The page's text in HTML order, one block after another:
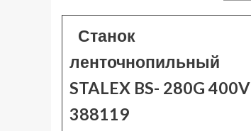
Станок
ленточнопильный
STALEX BS- 280G 400V
388119